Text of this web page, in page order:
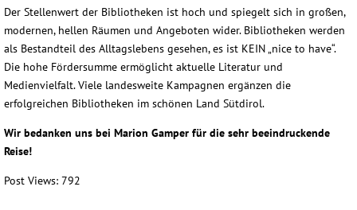
Der Stellenwert der Bibliotheken ist hoch und spiegelt sich in großen,
modernen, hellen Räumen und Angeboten wider. Bibliotheken werden
als Bestandteil des Alltagslebens gesehen, es ist KEIN „nice to have“.
Die hohe Fördersumme ermöglicht aktuelle Literatur und
Medienvielfalt. Viele landesweite Kampagnen ergänzen die
erfolgreichen Bibliotheken im schönen Land Sütdirol.
Wir bedanken uns bei Marion Gamper für die sehr beeindruckende
Reise!
Post Views: 792